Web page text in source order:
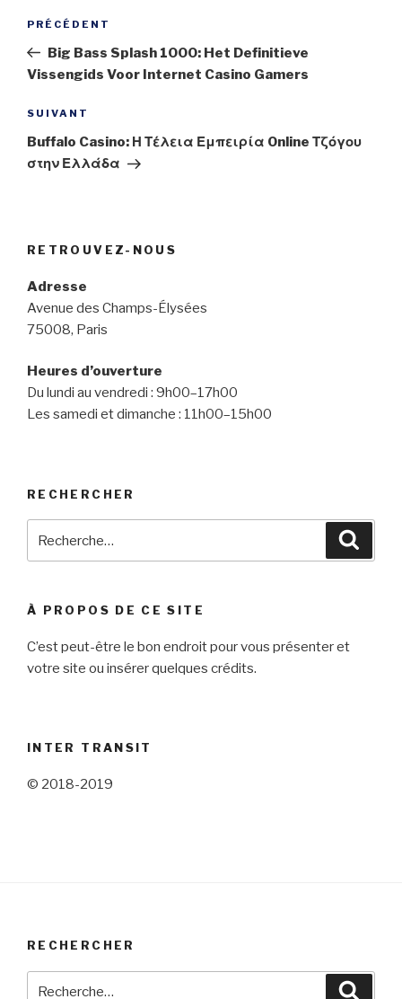
Navigation
l’article
Article
précédent
PRÉCÉDENT
Big Bass Splash 1000: Het Definitieve
Vissengids Voor Internet Casino Gamers
Article
suivant
SUIVANT
Buffalo Casino: Η Τέλεια Εμπειρία Online Τζόγου
στην Ελλάδα
RETROUVEZ-NOUS
Adresse
Avenue des Champs-Élysées
75008, Paris
Heures d’ouverture
Du lundi au vendredi : 9h00–17h00
Les samedi et dimanche : 11h00–15h00
RECHERCHER
pour
À PROPOS DE CE SITE
C’est peut-être le bon endroit pour vous présenter et
votre site ou insérer quelques crédits.
INTER TRANSIT
© 2018-2019
RECHERCHER